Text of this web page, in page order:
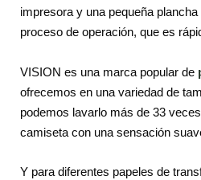
impresora y una pequeña
proceso de operación, que es
VISION es una marca popular de
ofrecemos en una variedad de
podemos lavarlo más de 33
camiseta con una sensación
Y para diferentes papeles de